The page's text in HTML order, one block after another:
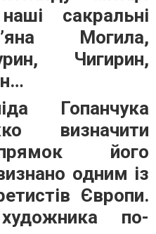
сакральні
Могила,
Чигирин,
Гопанчука
визначити
його
одним із
Європи.
по-